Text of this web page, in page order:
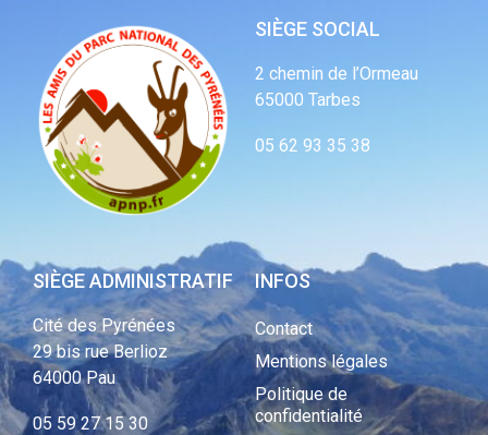
SIÈGE SOCIAL
2 chemin de l’Ormeau
65000 Tarbes
05 62 93 35 38
SIÈGE ADMINISTRATIF
Cité des Pyrénées
29 bis rue Berlioz
64000 Pau
05 59 27 15 30
INFOS
Contact
Mentions légales
Politique de
confidentialité